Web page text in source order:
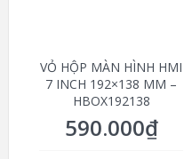
VỎ HỘP MÀN HÌNH HMI
7 INCH 192×138 MM –
HBOX192138
590.000₫